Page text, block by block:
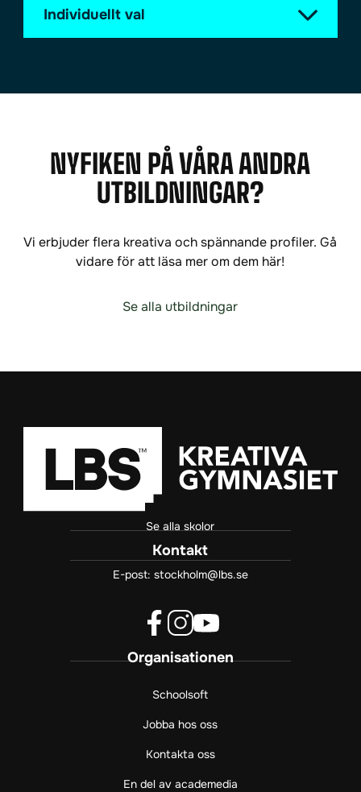
Individuellt val
NYFIKEN PÅ VÅRA ANDRA
UTBILDNINGAR?
Vi erbjuder flera kreativa och spännande profiler. Gå
vidare för att läsa mer om dem här!
Se alla utbildningar
Se alla skolor
Kontakt
E-post: stockholm@lbs.se
a
e
o
k
(
n
t
g
a
o
t
b
(
Organisationen
Schoolsoft
Jobba hos oss
Kontakta oss
En del av academedia